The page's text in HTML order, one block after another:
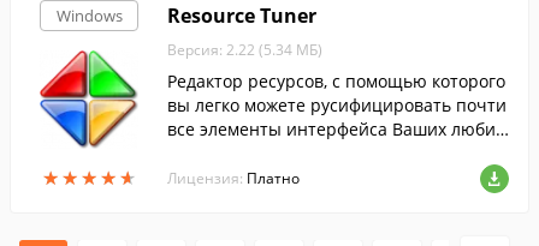
Windows
★★★★★
★★★★★
Resource Tuner
Версия: 2.22 (5.34 МБ)
Редактор ресурсов, с помощью которого
вы легко можете русифицировать почти
все элементы интерфейса Ваших любим
из них иконки и другую графику.
Лицензия: Платно